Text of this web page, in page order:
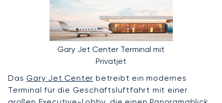
Gary Jet Center Terminal mit
Privatjet
DasGary Jet Center betreibt ein modernes
Terminal für die Geschäftsluftfahrt mit einer